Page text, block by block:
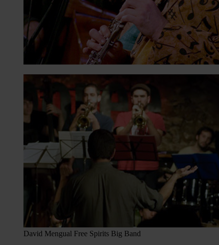
David Mengual Free Spirits Big Band